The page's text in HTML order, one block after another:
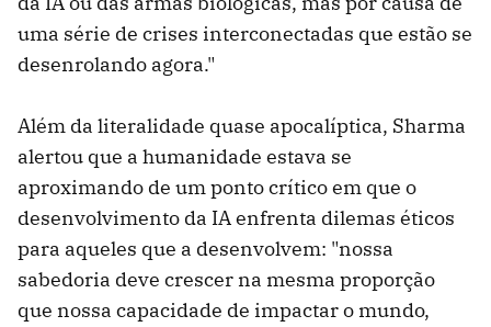
uma série de crises interconectadas que estão se
desenrolando agora."
Além da literalidade quase apocalíptica, Sharma
alertou que a humanidade estava se
aproximando de um ponto crítico em que o
desenvolvimento da IA ​​enfrenta dilemas éticos
para aqueles que a desenvolvem: "nossa
sabedoria deve crescer na mesma proporção
que nossa capacidade de impactar o mundo,